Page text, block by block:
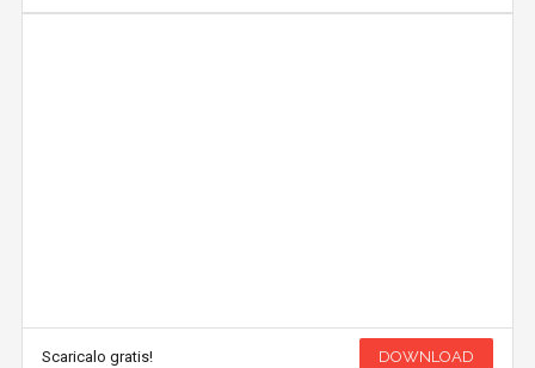
Scaricalo gratis! DOWNLOAD